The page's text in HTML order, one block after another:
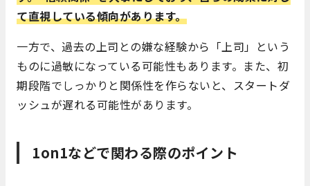
て直視している傾向があります。
一方で、過去の上司との嫌な経験から「上司」という
ものに過敏になっている可能性もあります。また、初
期段階でしっかりと関係性を作らないと、スタートダ
ッシュが遅れる可能性があります。
1on1などで関わる際のポイント